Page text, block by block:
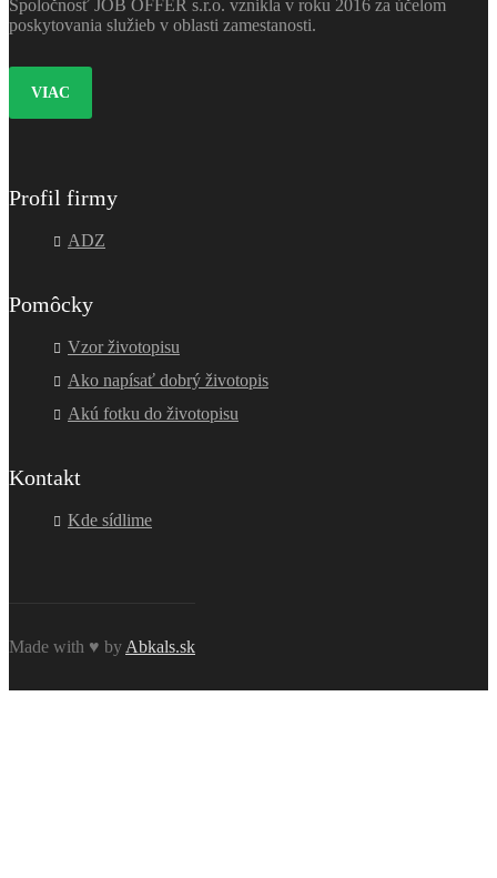
Spoločnosť JOB OFFER s.r.o. vznikla v roku 2016 za účelom
poskytovania služieb v oblasti zamestanosti.
VIAC
Profil firmy
ADZ
Pomôcky
Vzor životopisu
Ako napísať dobrý životopis
Akú fotku do životopisu
Kontakt
Kde sídlime
Made with ♥ by Abkals.sk